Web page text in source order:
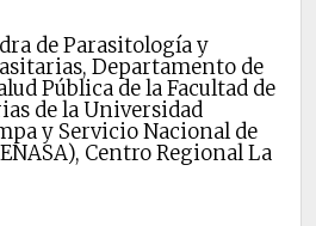
de Parasitología y
Departamento de
Pública de la Facultad de
de la Universidad
y Servicio Nacional de
Centro Regional La